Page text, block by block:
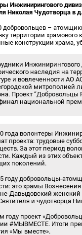
Инжинирингового
Николая Чудотворца в
добровольцев –
территории
конструкции храма,
Инжинирингового
наследия на
и вовлеченности АО
митрополией
Проект“Добровольцы
национальной
года волонтеры
проекта: трудовые
За этот период
Каждый из этих
поколений.
году добровольцы-
это храмы
Давыдовский женский
и чудотворца
году проект
#МЫВМЕСТЕ. Итоги
«Мы вместе».